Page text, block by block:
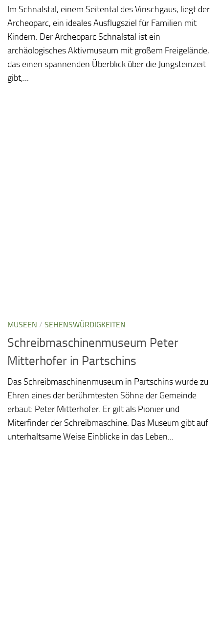
Im Schnalstal, einem Seitental des Vinschgaus, liegt der
Archeoparc, ein ideales Ausflugsziel für Familien mit
Kindern. Der Archeoparc Schnalstal ist ein
archäologisches Aktivmuseum mit großem Freigelände,
das einen spannenden Überblick über die Jungsteinzeit
gibt,...
MUSEEN / SEHENSWÜRDIGKEITEN
Schreibmaschinenmuseum Peter
Mitterhofer in Partschins
Das Schreibmaschinenmuseum in Partschins wurde zu
Ehren eines der berühmtesten Söhne der Gemeinde
erbaut: Peter Mitterhofer. Er gilt als Pionier und
Miterfinder der Schreibmaschine. Das Museum gibt auf
unterhaltsame Weise Einblicke in das Leben...